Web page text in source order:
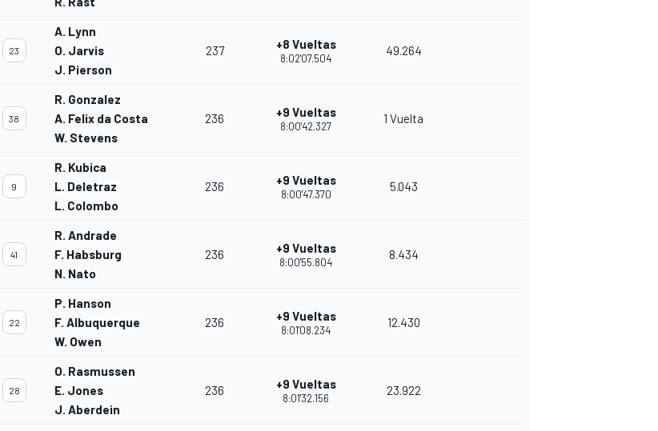
23
A. Lynn
O. Jarvis
J. Pierson
237 +8 Vueltas
8:02'07.504
49.264
38
R. Gonzalez
A. Felix da Costa
W. Stevens
236 +9 Vueltas
8:00'42.327
1 Vuelta
9
R. Kubica
L. Deletraz
L. Colombo
236 +9 Vueltas
8:00'47.370
5.043
41
R. Andrade
F. Habsburg
N. Nato
236 +9 Vueltas
8:00'55.804
8.434
22
P. Hanson
F. Albuquerque
W. Owen
236 +9 Vueltas
8:01'08.234
12.430
28
O. Rasmussen
E. Jones
J. Aberdein
236 +9 Vueltas
8:01'32.156
23.922